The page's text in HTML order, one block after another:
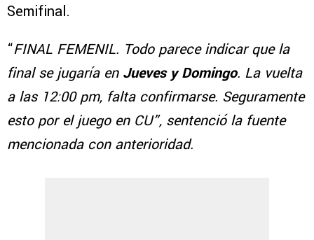
Semifinal.
“FINAL FEMENIL. Todo parece indicar que la
final se jugaría en Jueves y Domingo. La vuelta
a las 12:00 pm, falta confirmarse. Seguramente
esto por el juego en CU”, sentenció la fuente
mencionada con anterioridad.